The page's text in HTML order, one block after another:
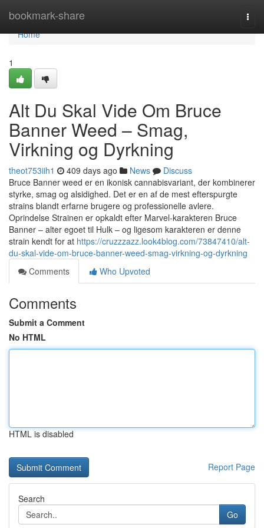
bookmark-share
Home
Home
1
Alt Du Skal Vide Om Bruce
Banner Weed – Smag,
Virkning og Dyrkning
theot753iih1 409 days ago News
Discuss
Bruce Banner weed er en ikonisk cannabisvariant, der kombinerer
styrke, smag og alsidighed. Det er en af de mest efterspurgte
strains blandt erfarne brugere og professionelle avlere.
Oprindelse Strainen er opkaldt efter Marvel-karakteren Bruce
Banner – alter egoet til Hulk – og ligesom karakteren er denne
strain kendt for at https://cruzzzazz.look4blog.com/73847410/alt-
du-skal-vide-om-bruce-banner-weed-smag-virkning-og-dyrkning
Comments
Who Upvoted
Comments
Submit a Comment
No HTML
HTML is disabled
Report Page
Search
Go